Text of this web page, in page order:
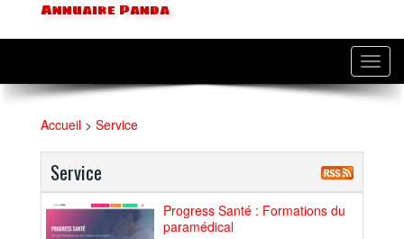
Annuaire Panda
Accueil > Service
Service
Progress Santé : Formations du
paramédical